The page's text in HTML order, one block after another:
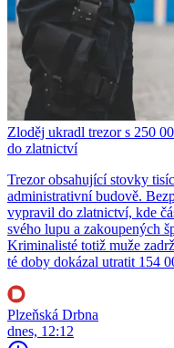
Zloděj ukradl trezor s 250
do zlatnictví
Trezor obsahující stovky
administrativní budově.
vypravil do zlatnictví, kde
svého lupu a zakoupených
Kriminalisté totiž muže
té doby dokázal utratit 154
Plzeňská Drbna
dnes, 12:12